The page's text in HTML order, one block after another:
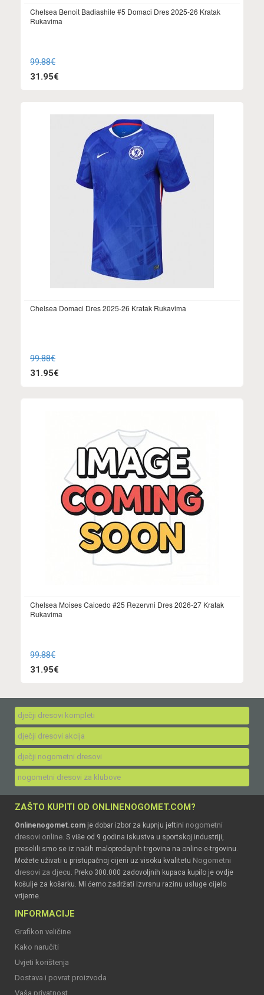
Chelsea Benoit Badiashile #5 Domaci Dres 2025-26 Kratak
Rukavima
99.88€
31.95€
Chelsea Domaci Dres 2025-26 Kratak Rukavima
99.88€
31.95€
Chelsea Moises Caicedo #25 Rezervni Dres 2026-27 Kratak
Rukavima
99.88€
31.95€
dječji dresovi kompleti
dječji dresovi akcija
dječji nogometni dresovi
nogometni dresovi za klubove
ZAŠTO KUPITI OD ONLINENOGOMET.COM?
Onlinenogomet.com je dobar izbor za kupnju jeftini nogometni
dresovi online. S više od 9 godina iskustva u sportskoj industriji,
preselili smo se iz naših maloprodajnih trgovina na online e-trgovinu.
Možete uživati u pristupačnoj cijeni uz visoku kvalitetu Nogometni
dresovi za djecu. Preko 300.000 zadovoljnih kupaca kupilo je ovdje
košulje za košarku. Mi ćemo zadržati izvrsnu razinu usluge cijelo
vrijeme.
INFORMACIJE
Grafikon veličine
Kako naručiti
Uvjeti korištenja
Dostava i povrat proizvoda
Vaša privatnost